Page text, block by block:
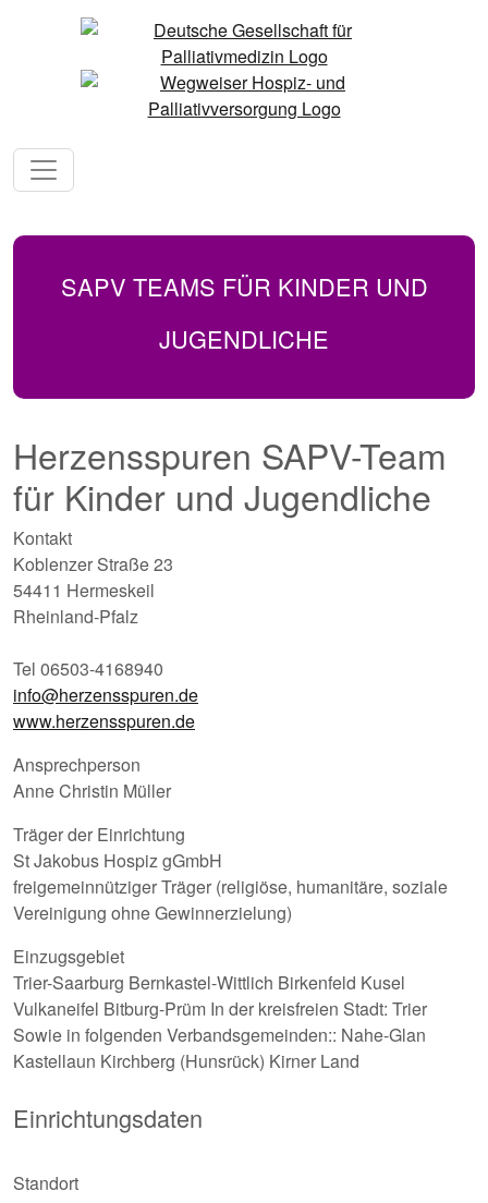
SAPV TEAMS FÜR KINDER UND
JUGENDLICHE
Herzensspuren SAPV-Team
für Kinder und Jugendliche
Kontakt
Koblenzer Straße 23
54411 Hermeskeil
Rheinland-Pfalz
Tel 06503-4168940
info@herzensspuren.de
www.herzensspuren.de
Ansprechperson
Anne Christin Müller
Träger der Einrichtung
St Jakobus Hospiz gGmbH
freigemeinnütziger Träger (religiöse, humanitäre, soziale
Vereinigung ohne Gewinnerzielung)
Einzugsgebiet
Trier-Saarburg Bernkastel-Wittlich Birkenfeld Kusel
Vulkaneifel Bitburg-Prüm In der kreisfreien Stadt: Trier
Sowie in folgenden Verbandsgemeinden:: Nahe-Glan
Kastellaun Kirchberg (Hunsrück) Kirner Land
Einrichtungsdaten
Standort